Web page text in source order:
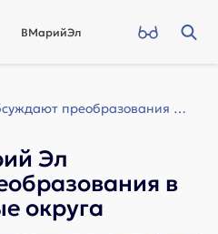
ВМарийЭл
В районах Марий Эл обсуждают преобразования в муниципальные округа
Эл
в
округа